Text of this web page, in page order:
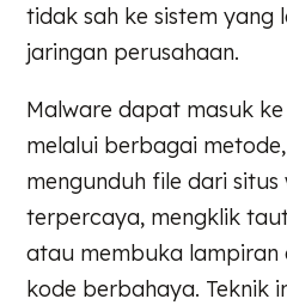
tidak sah ke sistem yang
jaringan perusahaan.
Malware dapat masuk
melalui berbagai
mengunduh file dari
terpercaya, mengklik
atau membuka lampiran
kode berbahaya. Teknik